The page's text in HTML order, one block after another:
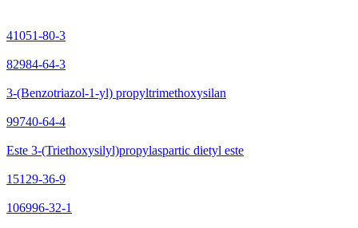
41051-80-3
82984-64-3
3-(Benzotriazol-1-yl) propyltrimethoxysilan
99740-64-4
Este 3-(Triethoxysilyl)propylaspartic dietyl este
15129-36-9
106996-32-1